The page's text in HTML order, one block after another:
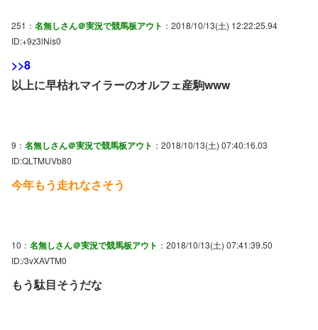
251： 名無しさん＠実況で競馬板アウト ：2018/10/13(土) 12:22:25.94
ID:+9z3lNis0
>>8
以上に早枯れマイラーのオルフェ産駒www
9： 名無しさん＠実況で競馬板アウト ：2018/10/13(土) 07:40:16.03
ID:QLTMUVb80
今年もう走れなさそう
10： 名無しさん＠実況で競馬板アウト ：2018/10/13(土) 07:41:39.50
ID:/3vXAVTM0
もう駄目そうだな